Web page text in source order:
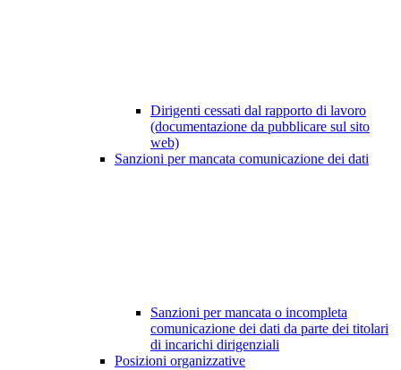
Dirigenti cessati dal rapporto di lavoro
(documentazione da pubblicare sul sito
web)
Sanzioni per mancata comunicazione dei dati
Sanzioni per mancata o incompleta
comunicazione dei dati da parte dei titolari
di incarichi dirigenziali
Posizioni organizzative